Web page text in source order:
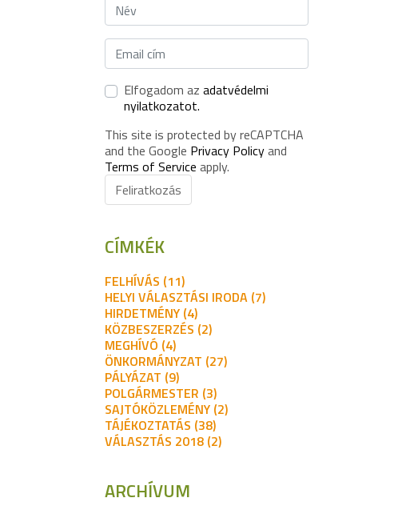
Elfogadom az adatvédelmi
nyilatkozatot.
This site is protected by reCAPTCHA
and the Google Privacy Policyand
Terms of Service apply.
Feliratkozás
CÍMKÉK
FELHÍVÁS (11)
HELYI VÁLASZTÁSI IRODA (7)
HIRDETMÉNY (4)
KÖZBESZERZÉS (2)
MEGHÍVÓ (4)
ÖNKORMÁNYZAT (27)
PÁLYÁZAT (9)
POLGÁRMESTER (3)
SAJTÓKÖZLEMÉNY (2)
TÁJÉKOZTATÁS (38)
VÁLASZTÁS 2018 (2)
ARCHÍVUM